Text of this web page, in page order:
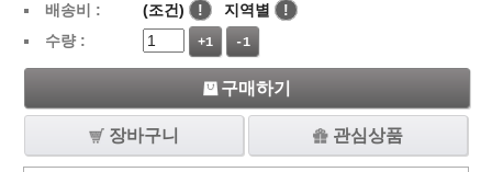
배송비 :
(조건) ! 지역별
!
수량 :
+1 -1
구매하기
장바구니 관심상품